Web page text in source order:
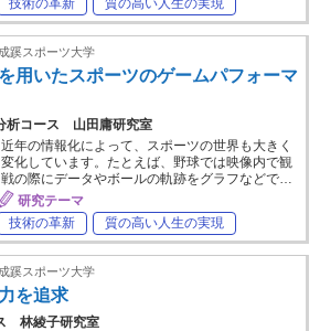
技術の革新
質の高い人生の実現
蹊スポーツ大学
用いたスポーツのゲームパフォーマ
析コース 山田庸研究室
近年の情報化によって、スポーツの世界も大きく
変化しています。たとえば、野球では映像内で観
戦の際にデータやボールの軌跡をグラフなどで…
研究テーマ
技術の革新
質の高い人生の実現
蹊スポーツ大学
を追求
林綾子研究室